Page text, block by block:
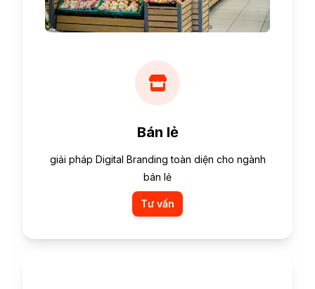
Bán lẻ
giải pháp Digital Branding toàn diện cho ngành
bán lẻ
Tư vấn